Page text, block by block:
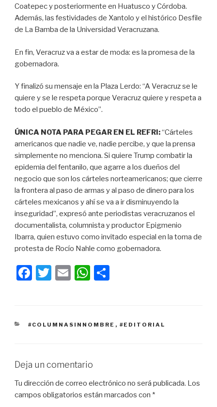
Coatepec y posteriormente en Huatusco y Córdoba.
Además, las festividades de Xantolo y el histórico Desfile
de La Bamba de la Universidad Veracruzana.
En fin, Veracruz va a estar de moda: es la promesa de la
gobernadora.
Y finalizó su mensaje en la Plaza Lerdo: “A Veracruz se le
quiere y se le respeta porque Veracruz quiere y respeta a
todo el pueblo de México”.
ÚNICA NOTA PARA PEGAR EN EL REFRI:“Cárteles
americanos que nadie ve, nadie percibe, y que la prensa
simplemente no menciona. Si quiere Trump combatir la
epidemia del fentanilo, que agarre a los dueños del
negocio que son los cárteles norteamericanos; que cierre
la frontera al paso de armas y al paso de dinero para los
cárteles mexicanos y ahí se va a ir disminuyendo la
inseguridad”, expresó ante periodistas veracruzanos el
documentalista, columnista y productor Epigmenio
Ibarra, quien estuvo como invitado especial en la toma de
protesta de Rocío Nahle como gobernadora.
F
e
o
k
T
er
E
W
s
p
p
CATEGORÍAS
#COLUMNASINNOMBRE , #EDITORIAL
Deja un comentario
Tu dirección de correo electrónico no será publicada. Los
campos obligatorios están marcados con *